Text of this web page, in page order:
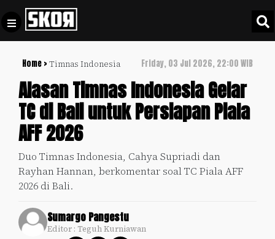
Home > Timnas Indonesia Friday, 03 Jul 2026, 22:00 WIB
Alasan Timnas Indonesia Gelar
TC di Bali untuk Persiapan Piala
AFF 2026
Duo Timnas Indonesia, Cahya Supriadi dan
Rayhan Hannan, berkomentar soal TC Piala AFF
2026 di Bali.
Sumargo Pangestu
Editor : Teguh Kurniawan
Football +
Culture +
+
Timnas
Indonesia
SKOR
Policy
Pedoman
Pemberitaan
Media
Siber
Disclaimer
Kami